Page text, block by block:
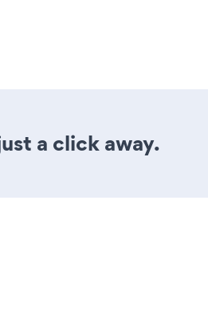
a click away.